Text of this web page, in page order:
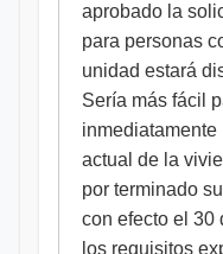
aprobado la
para personas
unidad estará
Sería más fácil
actual de la
por terminado
con efecto el 30
los requisitos